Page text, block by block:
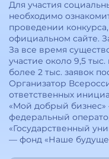
Для участия
необходимо
проведении конкурса,
официальном сайте.
За все время
участие около 9,5
более 2 тыс. заявок
Организатор
ответственных
«Мой добрый
федеральный
«Государственный
— фонд «Наше